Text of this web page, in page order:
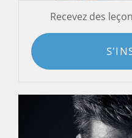
Recevez des